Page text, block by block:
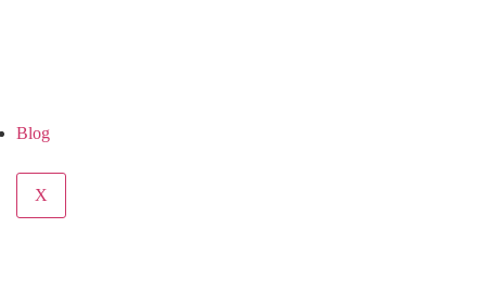
Blog
X